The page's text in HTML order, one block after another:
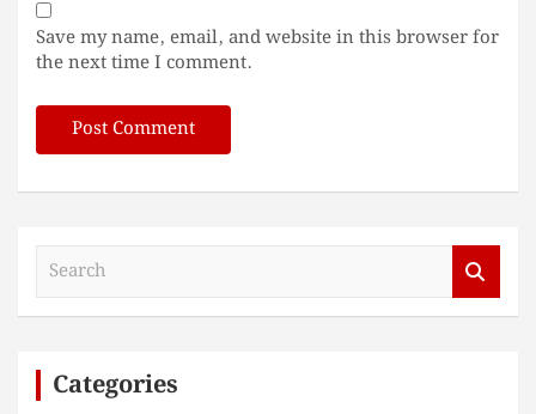
Save my name, email, and website in this browser for
the next time I comment.
Categories